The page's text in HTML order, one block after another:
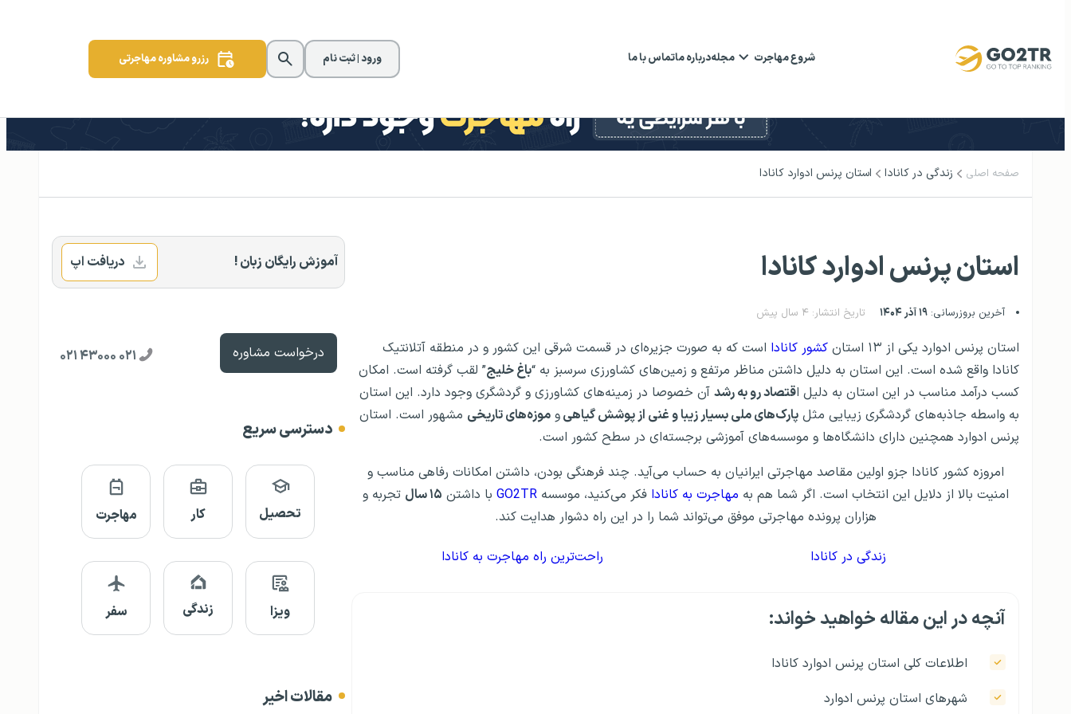
شروع مهاجرت مجلهدرباره ماتماس با ما ورود | ثبت نام رزرو مشاوره مهاجرتی
صفحه اصلی زندگی در کانادا استان پرنس ادوارد کانادا
استان پرنس ادوارد کانادا
آخرین بروزرسانی: ۱۹ آذر ۱۴۰۴ تاریخ انتشار: ۴ سال پیش
استان پرنس ادوارد یکی از ۱۳ استان کشور کانادا است که به صورت جزیره‌ای در قسمت شرقی این کشور و در منطقه آتلانتیک
کانادا واقع شده است. این استان به دلیل داشتن مناظر مرتفع و زمین‌های کشاورزی سرسبز به “باغ خلیج” لقب گرفته است. امکان
کسب درآمد مناسب در این استان به دلیل اقتصاد رو به رشد آن خصوصا در زمینه‌های کشاورزی و گردشگری وجود دارد. این استان
به واسطه جاذبه‌های گردشگری زیبایی مثل پارک‌های ملی بسیار زیبا و غنی از پوشش گیاهیو موزه‌های تاریخی مشهور است. استان
پرنس ادوارد همچنین دارای دانشگاه‌ها و موسسه‌های آموزشی برجسته‌ای در سطح کشور است.
امروزه کشور کانادا جزو اولین مقاصد مهاجرتی ایرانیان به حساب می‌آید. چند فرهنگی بودن، داشتن امکانات رفاهی مناسب و
امنیت بالا از دلایل این انتخاب است. اگر شما هم به مهاجرت به کانادا فکر می‌کنید، موسسهGO2TR با داشتن ۱۵ سال
تجربه و
هزاران پرونده مهاجرتی موفق می‌تواند شما را در این راه دشوار هدایت کند.
زندگی در کانادا راحت‌ترین راه مهاجرت به کانادا
آنچه در این مقاله خواهید خواند:
اطلاعات کلی استان پرنس ادوارد کانادا
شهرهای استان پرنس ادوارد
آموزش رایگان زبان ! دریافت اپ
درخواست مشاوره ۰۲۱ ۴۳۰۰۰ ۰۲۱
دسترسی سریع
تحصیل کار مهاجرت
ویزا زندگی سفر
مقالات اخیر